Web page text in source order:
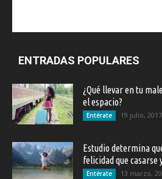
ENTRADAS POPULARES
¿Qué llevar en tu
el espacio?
Entérate 19 julio, 2017
Estudio determina
felicidad que casarse
Entérate 13 marzo,